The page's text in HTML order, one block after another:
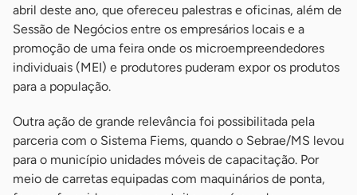
abril deste ano, que ofereceu palestras e oficinas, além de
Sessão de Negócios entre os empresários locais e a
promoção de uma feira onde os microempreendedores
individuais (MEI) e produtores puderam expor os produtos
para a população.
Outra ação de grande relevância foi possibilitada pela
parceria com o Sistema Fiems, quando o Sebrae/MS levou
para o município unidades móveis de capacitação. Por
meio de carretas equipadas com maquinários de ponta,